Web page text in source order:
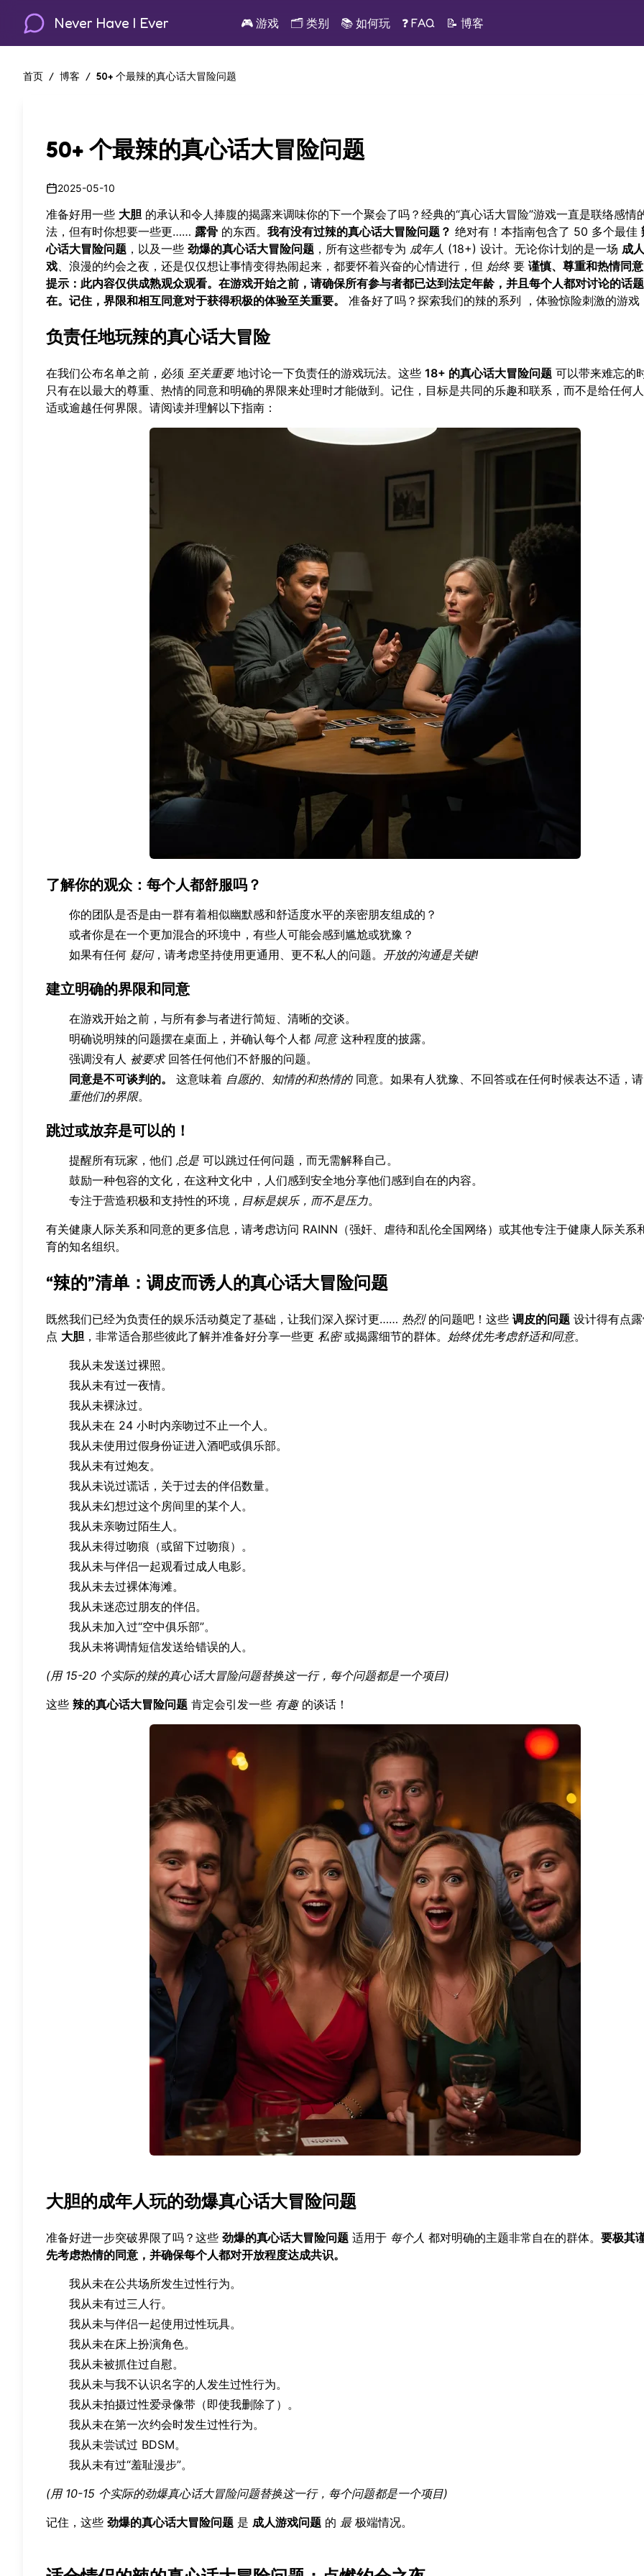
Never Have I Ever 🎮游戏 🗂️类别 📚如何玩 ❓ FAQ 📝博客
首页 / 博客 / 50+ 个最辣的真心话大冒险问题
50+ 个最辣的真心话大冒险问题
2025-05-10
准备好用一些 大胆 的承认和令人捧腹的揭露来调味你的下一个聚会了吗？经典的“真心话大冒险”游戏一直是联络感情
法，但有时你想要一些更…… 露骨 的东西。 我有没有过辣的真心话大冒险问题？ 绝对有！本指南包含了 50 多个最佳
心话大冒险问题 ，以及一些 劲爆的真心话大冒险问题 ，所有这些都专为 成年人 (18+) 设计。无论你计划的是一场 成
戏 、浪漫的约会之夜，还是仅仅想让事情变得热闹起来，都要怀着兴奋的心情进行，但 始终 要 谨慎、尊重和热情同意
提示：此内容仅供成熟观众观看。在游戏开始之前，请确保所有参与者都已达到法定年龄，并且每个人都对讨论的话
在。记住，界限和相互同意对于获得积极的体验至关重要。
准备好了吗？ 探索我们的辣的系列 ，体验惊险刺激的游戏
负责任地玩辣的真心话大冒险
在我们公布名单之前，必须 至关重要地讨论一下负责任的游戏玩法。这些 18+ 的真心话大冒险问题 可以带来难忘的
只有在以最大的尊重、热情的同意和明确的界限来处理时才能做到。记住，目标是共同的乐趣和联系，而不是给任何
适或逾越任何界限。请阅读并理解以下指南：
了解你的观众：每个人都舒服吗？
你的团队是否是由一群有着相似幽默感和舒适度水平的亲密朋友组成的？
或者你是在一个更加混合的环境中，有些人可能会感到尴尬或犹豫？
如果有任何 疑问，请考虑坚持使用更通用、更不私人的问题。 开放的沟通是关键!
建立明确的界限和同意
在游戏开始之前，与所有参与者进行简短、清晰的交谈。
明确说明辣的问题摆在桌面上，并确认每个人都 同意这种程度的披露。
强调没有人 被要求回答任何他们不舒服的问题。
同意是不可谈判的。
这意味着 自愿的、知情的和热情的同意。如果有人犹豫、不回答或在任何时候表达不适，
重他们的界限。
跳过或放弃是可以的！
提醒所有玩家，他们 总是 可以跳过任何问题，而无需解释自己。
鼓励一种包容的文化，在这种文化中，人们感到安全地分享他们感到自在的内容。
专注于营造积极和支持性的环境， 目标是娱乐，而不是压力。
有关健康人际关系和同意的更多信息，请考虑访问 RAINN（强奸、虐待和乱伦全国网络）或其他专注于健康人际关系
育的知名组织。
“辣的”清单：调皮而诱人的真心话大冒险问题
既然我们已经为负责任的娱乐活动奠定了基础，让我们深入探讨更…… 热烈的问题吧！这些 调皮的问题 设计得有点
点 大胆 ，非常适合那些彼此了解并准备好分享一些更 私密或揭露细节的群体。 始终优先考虑舒适和同意。
我从未发送过裸照。
我从未有过一夜情。
我从未裸泳过。
我从未在 24 小时内亲吻过不止一个人。
我从未使用过假身份证进入酒吧或俱乐部。
我从未有过炮友。
我从未说过谎话，关于过去的伴侣数量。
我从未幻想过这个房间里的某个人。
我从未亲吻过陌生人。
我从未得过吻痕（或留下过吻痕）。
我从未与伴侣一起观看过成人电影。
我从未去过裸体海滩。
我从未迷恋过朋友的伴侣。
我从未加入过“空中俱乐部”。
我从未将调情短信发送给错误的人。
(用 15-20 个实际的辣的真心话大冒险问题替换这一行，每个问题都是一个项目)
这些 辣的真心话大冒险问题 肯定会引发一些 有趣的谈话！
大胆的成年人玩的劲爆真心话大冒险问题
准备好进一步突破界限了吗？这些 劲爆的真心话大冒险问题 适用于 每个人 都对明确的主题非常自在的群体。 要极其
先考虑热情的同意，并确保每个人都对开放程度达成共识。
我从未在公共场所发生过性行为。
我从未有过三人行。
我从未与伴侣一起使用过性玩具。
我从未在床上扮演角色。
我从未被抓住过自慰。
我从未与我不认识名字的人发生过性行为。
我从未拍摄过性爱录像带（即使我删除了）。
我从未在第一次约会时发生过性行为。
我从未尝试过 BDSM。
我从未有过“羞耻漫步”。
(用 10-15 个实际的劲爆真心话大冒险问题替换这一行，每个问题都是一个项目)
记住，这些 劲爆的真心话大冒险问题 是 成人游戏问题 的 最极端情况。